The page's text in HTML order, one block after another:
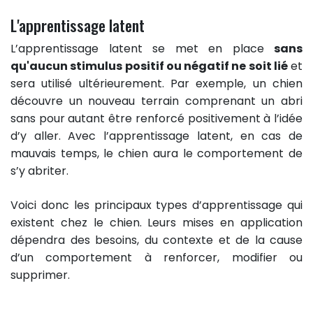
L'apprentissage latent
L’apprentissage latent se met en place sans
qu'aucun stimulus positif ou négatif ne soit liéet
sera utilisé ultérieurement. Par exemple, un chien
découvre un nouveau terrain comprenant un abri
sans pour autant être renforcé positivement à l’idée
d’y aller. Avec l’apprentissage latent, en cas de
mauvais temps, le chien aura le comportement de
s’y abriter.
Voici donc les principaux types d’apprentissage qui
existent chez le chien. Leurs mises en application
dépendra des besoins, du contexte et de la cause
d’un comportement à renforcer, modifier ou
supprimer.